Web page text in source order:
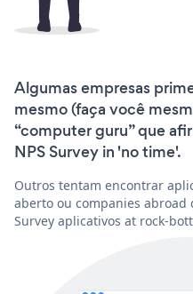
Algumas empresas
mesmo (faça você
“computer guru” que
NPS Survey in 'no time'.
Outros tentam encontrar
aberto ou companies abroad
Survey aplicativos at rock-